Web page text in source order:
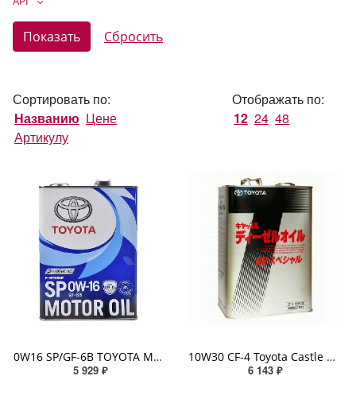
Сортировать по:
Названию Цене
Артикулу
Отображать по:
12 24 48
0W16 SP/GF-6B TOYOTA MOTOR OIL SYNTHETIC 4л
5 929 ₽
10W30 CF-4 Toyota Castle Diesel Oil RV Special 4л
6 143 ₽